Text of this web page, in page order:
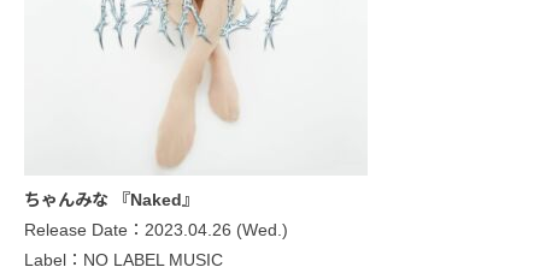
ちゃんみな 『Naked』
Release Date：2023.04.26 (Wed.)
Label：NO LABEL MUSIC